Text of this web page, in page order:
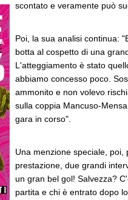
scontato e veramente può
Poi, la sua analisi continua:
botta al cospetto di una
L'atteggiamento è stato
abbiamo concesso poco.
ammonito e non volevo
sulla coppia Mancuso-
gara in corso".
Una menzione speciale,
prestazione, due grandi
un gran bel gol! Salvezza?
partita e chi è entrato dopo